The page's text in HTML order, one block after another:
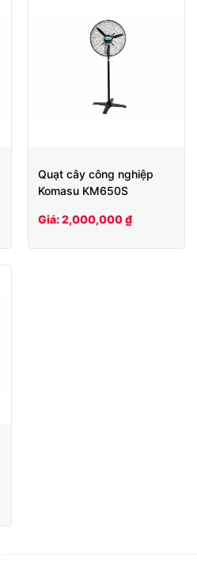
Quạt cây công nghiệp
Komasu KM650S
Giá: 2,000,000 ₫